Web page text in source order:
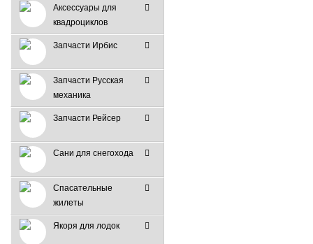
Аксессуары для
квадроциклов
Запчасти Ирбис
Запчасти Русская
механика
Запчасти Рейсер
Сани для снегохода
Спасательные
жилеты
Якоря для лодок